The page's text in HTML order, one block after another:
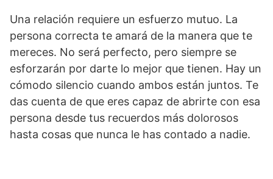
Una relación requiere un esfuerzo mutuo. La
persona correcta te amará de la manera que te
mereces. No será perfecto, pero siempre se
esforzarán por darte lo mejor que tienen. Hay un
cómodo silencio cuando ambos están juntos. Te
das cuenta de que eres capaz de abrirte con esa
persona desde tus recuerdos más dolorosos
hasta cosas que nunca le has contado a nadie.